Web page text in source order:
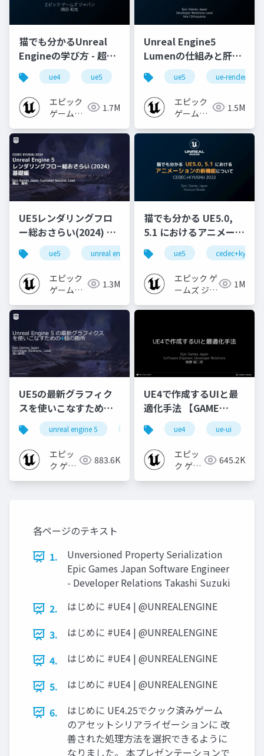
猫でも分かるUnreal
Engineの学び方 - 超初
心者向け編 - 2023 v1.0
ue4 ue5 ue-beginner
エピック
ゲームズ
1.7M
Unreal Engine5
Lumenの仕組みと肝心
なところ
ue5 ue-rendering
エピック
ゲームズ
1.5M
UE5レンダリングフロ
ー総おさらい(2024) 基
礎編！
[CEDEC+KYUSHU
2024]
ue5 unreal engine ue-rendering
エピック
ゲームズ
1.3M
猫でも分かる UE5.0,
5.1 におけるアニメーシ
ョンの新機能について
【CEDEC+KYUSHU
2022】
ue5 cedec+kyushu
エピック ゲ
ームズ ジャ
1M
UE5の最新グラフィク
スを使いこなすための4
個の勘所
[CEDEC+KYUSHU
2023]
unreal engine 5 cedec cedec+kyushu
エピッ
ク ゲー
883.6K
UE4で作成するUIと最
適化手法 【GAME
CREATORS
CONFERENCE '20】
ue4 ue-ui
エピッ
ク ゲー
645.2K
各ページのテキスト
1.
Unversioned Property Serialization
Epic Games Japan Software Engineer
- Developer Relations Takashi Suzuki
2.
はじめに #UE4 | @UNREALENGINE
3.
はじめに #UE4 | @UNREALENGINE
4.
はじめに #UE4 | @UNREALENGINE
5.
はじめに #UE4 | @UNREALENGINE
6.
はじめに UE4.25でクック済みゲーム
のアセットシリアライゼーションに 改
善された処理方法を選択できるように
なりました。 本プレゼンテーションで